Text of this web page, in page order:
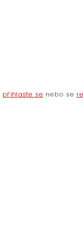
přihlaste se nebo se